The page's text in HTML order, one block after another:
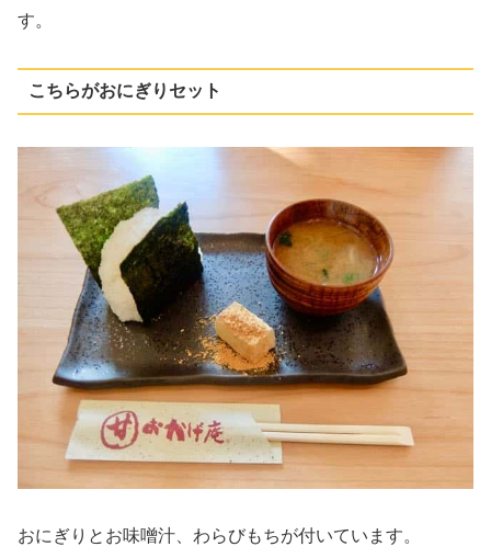
す。
こちらがおにぎりセット
おにぎりとお味噌汁、わらびもちが付いています。